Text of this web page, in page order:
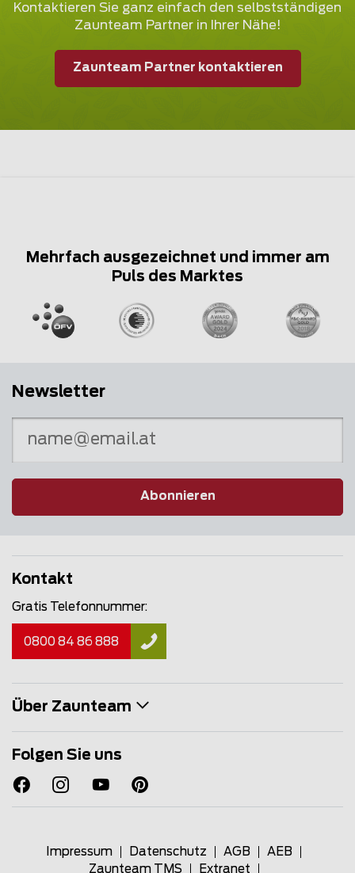
Kontaktieren Sie ganz einfach den selbstständigen
Zaunteam Partner in Ihrer Nähe!
Zaunteam Partner kontaktieren
Mehrfach ausgezeichnet und immer am
Puls des Marktes
Newsletter
Abonnieren
Kontakt
Gratis Telefonnummer:
0800 84 86 888
Über Zaunteam
Folgen Sie uns
Impressum Datenschutz AGB
AEB
Zaunteam TMS
Extranet